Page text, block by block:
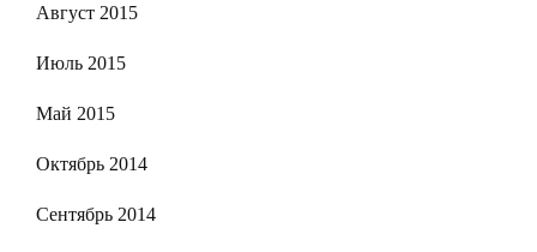
Август 2015
Июль 2015
Май 2015
Октябрь 2014
Сентябрь 2014